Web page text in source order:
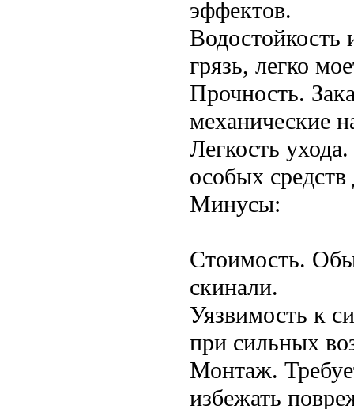
эффектов.
Водостойкость
грязь, легко
Прочность.
механические
Легкость
особых
Минусы:
Стоимость.
скинали.
Уязвимость к
при сильных
Монтаж.
избежать